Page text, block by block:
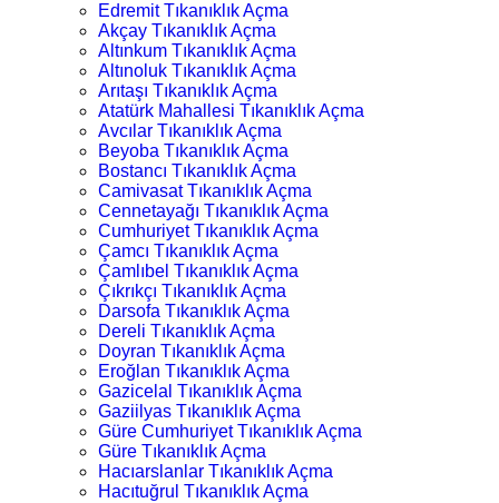
Edremit Tıkanıklık Açma
Akçay Tıkanıklık Açma
Altınkum Tıkanıklık Açma
Altınoluk Tıkanıklık Açma
Arıtaşı Tıkanıklık Açma
Atatürk Mahallesi Tıkanıklık Açma
Avcılar Tıkanıklık Açma
Beyoba Tıkanıklık Açma
Bostancı Tıkanıklık Açma
Camivasat Tıkanıklık Açma
Cennetayağı Tıkanıklık Açma
Cumhuriyet Tıkanıklık Açma
Çamcı Tıkanıklık Açma
Çamlıbel Tıkanıklık Açma
Çıkrıkçı Tıkanıklık Açma
Darsofa Tıkanıklık Açma
Dereli Tıkanıklık Açma
Doyran Tıkanıklık Açma
Eroğlan Tıkanıklık Açma
Gazicelal Tıkanıklık Açma
Gaziilyas Tıkanıklık Açma
Güre Cumhuriyet Tıkanıklık Açma
Güre Tıkanıklık Açma
Hacıarslanlar Tıkanıklık Açma
Hacıtuğrul Tıkanıklık Açma